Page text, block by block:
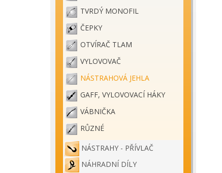
TVRDÝ MONOFIL
ČEPKY
OTVÍRAČ TLAM
VYLOVOVAČ
NÁSTRAHOVÁ JEHLA
GAFF, VYLOVOVACÍ HÁKY
VÁBNIČKA
RŮZNÉ
NÁSTRAHY - PŘÍVLAČ
NÁHRADNÍ DÍLY